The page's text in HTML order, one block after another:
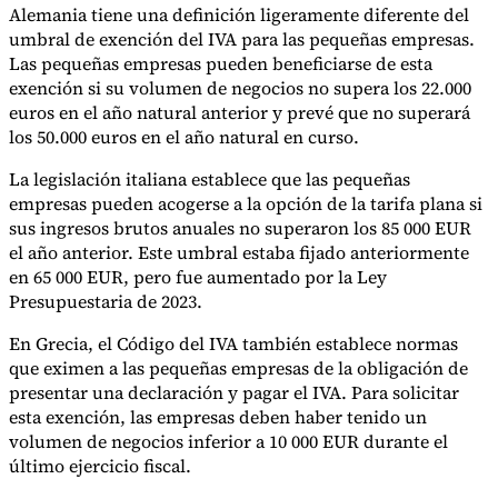
Alemania tiene una definición ligeramente diferente del
umbral de exención del IVA para las pequeñas empresas.
Las pequeñas empresas pueden beneficiarse de esta
exención si su volumen de negocios no supera los 22.000
euros en el año natural anterior y prevé que no superará
los 50.000 euros en el año natural en curso.
La legislación italiana establece que las pequeñas
empresas pueden acogerse a la opción de la tarifa plana si
sus ingresos brutos anuales no superaron los 85 000 EUR
el año anterior. Este umbral estaba fijado anteriormente
en 65 000 EUR, pero fue aumentado por la Ley
Presupuestaria de 2023.
En Grecia, el Código del IVA también establece normas
que eximen a las pequeñas empresas de la obligación de
presentar una declaración y pagar el IVA. Para solicitar
esta exención, las empresas deben haber tenido un
volumen de negocios inferior a 10 000 EUR durante el
último ejercicio fiscal.